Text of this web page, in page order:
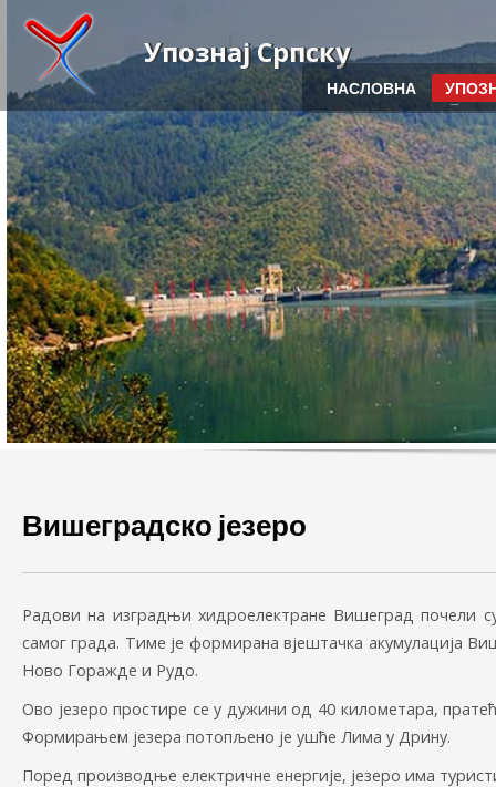
Упознај Српску
НАСЛОВНА
Вишеградско језеро
Радови на изградњи хидроелектране Вишеград почели
самог града. Тиме је формирана вјештачка акумулација
Ново Горажде и Рудо.
Ово језеро простире се у дужини од 40 километара,
Формирањем језера потопљено је ушће Лима у Дрину.
Поред производње електричне енергије, језеро има